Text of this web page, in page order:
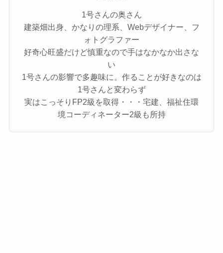
1号さんの奥さん
建築畑出身、かなりの理系、Webデザイナー、フ
ォトグラファー
好奇心旺盛だけど慎重なので手はなかなか出さな
い
1号さんの影響で多趣味に。作ることが好きなのは
1号さんと変わらず
実はこっそりFP2級を取得・・・宅建、福祉住環
境コーディネーター2級も所持